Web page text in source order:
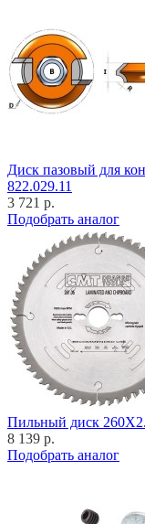
Диск пазовый для
822.029.11
3 721 р.
Подобрать аналог
Пильный диск
8 139 р.
Подобрать аналог